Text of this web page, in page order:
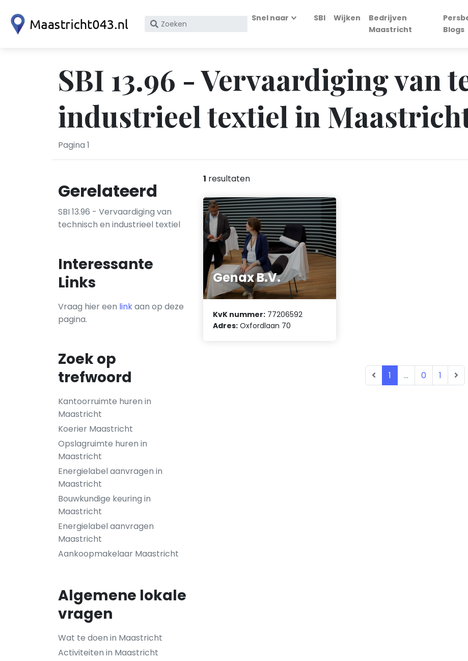
Zoek
KvK
nummer
Snel naar SBI Wijken
Bedrijven
Maastricht
Blogs
SBI 13.96 - Vervaardiging van
industrieel textiel in
Pagina 1
Gerelateerd
SBI 13.96 - Vervaardiging van
technisch en industrieel textiel
Interessante
Links
Vraag hier een linkaan op deze
pagina.
Zoek op
trefwoord
Kantoorruimte huren in
Maastricht
Koerier Maastricht
Opslagruimte huren in
Maastricht
Energielabel aanvragen in
Maastricht
Bouwkundige keuring in
Maastricht
Energielabel aanvragen
Maastricht
Aankoopmakelaar Maastricht
Algemene lokale
vragen
Wat te doen in Maastricht
Activiteiten in Maastricht
1 resultaten
Genax B.V.
KvK nummer: 77206592
Adres: Oxfordlaan 70
1 ... 0 1